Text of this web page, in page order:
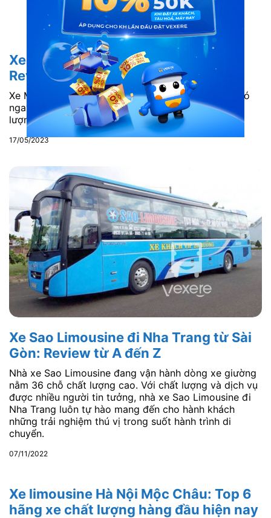
Xe Minh Quốc Kon Tum đi Đà Nẵng:
Review từ A đến Z
Xe Minh Quốc đi Kon Tum từ Đà Nẵng - Chỉ 250K có
ngay vé xe giường nằm Đà Nẵng - Kon Tum chất
lượng. Đặt vé ngay hôm nay để có giá tốt nhất!
17/05/2023
Xe Sao Limousine đi Nha Trang từ Sài
Gòn: Review từ A đến Z
Nhà xe Sao Limousine đang vận hành dòng xe giường
nằm 36 chỗ chất lượng cao. Với chất lượng và dịch vụ
được nhiều người tin tưởng, nhà xe Sao Limousine đi
Nha Trang luôn tự hào mang đến cho hành khách
những trải nghiệm thú vị trong suốt hành trình di
chuyển.
07/11/2022
Xe limousine Hà Nội Mộc Châu: Top 6
hãng xe chất lượng hàng đầu hiện nay